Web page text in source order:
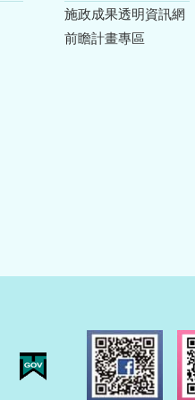
施政成果透明資訊網
前瞻計畫專區